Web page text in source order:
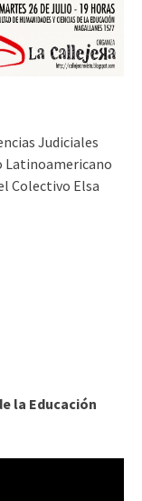
Judiciales
Latinoamericano
Colectivo Elsa
la Educación